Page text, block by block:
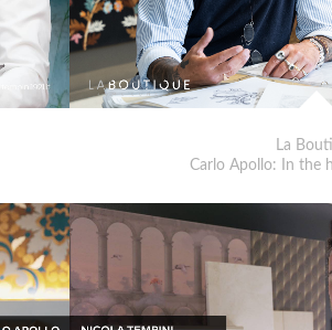
La
Carlo Apollo: In the